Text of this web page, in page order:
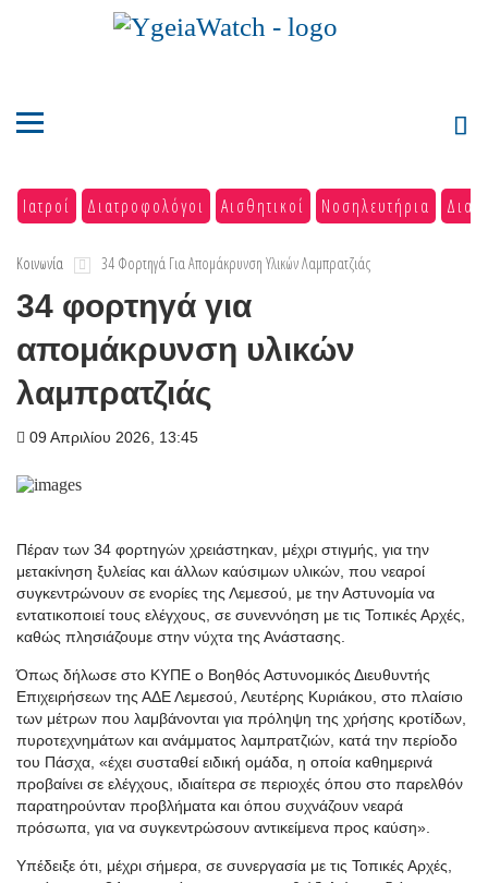
Ιατροί Διατροφολόγοι Αισθητικοί Νοσηλευτήρια
Κοινωνία 34 Φορτηγά Για Απομάκρυνση Υλικών Λαμπρατζιάς
34 φορτηγά για
απομάκρυνση υλικών
λαμπρατζιάς
09 Απριλίου 2026, 13:45
Πέραν των 34 φορτηγών χρειάστηκαν, μέχρι στιγμής, για την
μετακίνηση ξυλείας και άλλων καύσιμων υλικών, που νεαροί
συγκεντρώνουν σε ενορίες της Λεμεσού, με την Αστυνομία να
εντατικοποιεί τους ελέγχους, σε συνεννόηση με τις Τοπικές Αρχές,
καθώς πλησιάζουμε στην νύχτα της Ανάστασης.
Όπως δήλωσε στο ΚΥΠΕ ο Βοηθός Αστυνομικός Διευθυντής
Επιχειρήσεων της ΑΔΕ Λεμεσού, Λευτέρης Κυριάκου, στο πλαίσιο
των μέτρων που λαμβάνονται για πρόληψη της χρήσης κροτίδων,
πυροτεχνημάτων και ανάμματος λαμπρατζιών, κατά την περίοδο
του Πάσχα, «έχει συσταθεί ειδική ομάδα, η οποία καθημερινά
προβαίνει σε ελέγχους, ιδιαίτερα σε περιοχές όπου στο παρελθόν
παρατηρούνταν προβλήματα και όπου συχνάζουν νεαρά
πρόσωπα, για να συγκεντρώσουν αντικείμενα προς καύση».
Υπέδειξε ότι, μέχρι σήμερα, σε συνεργασία με τις Τοπικές Αρχές,